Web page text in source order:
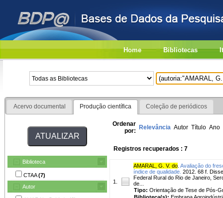
Home Bibliotecas
Acervo documental Produção científica Coleção de periódicos
Biblioteca
CTAA(7)
Autor
Ordenar
por: Relevância Autor Título Ano
Registros recuperados : 7
1.
AMARAL, G. V. do Avaliação do
índice de qualidade. 2012. 68 f.
Federal Rural do Rio de Janeiro,
de...
Tipo: Orientação de Tese de Pós-
Biblioteca(s): Embrapa